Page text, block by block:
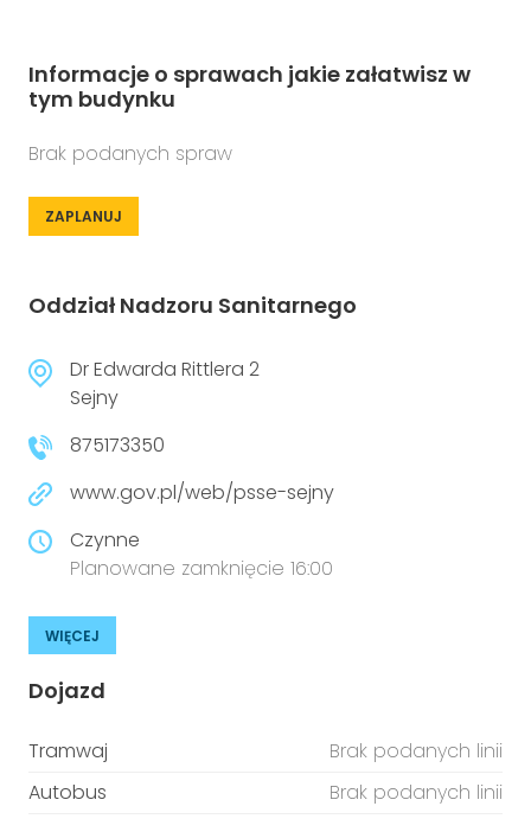
Informacje o sprawach jakie załatwisz w
tym budynku
Brak podanych spraw
ZAPLANUJ
Oddział Nadzoru Sanitarnego
Dr Edwarda Rittlera 2
Sejny
875173350
www.gov.pl/web/psse-sejny
Czynne
Planowane zamknięcie 16:00
WIĘCEJ
Dojazd
Tramwaj
Brak podanych linii
Autobus
Brak podanych linii